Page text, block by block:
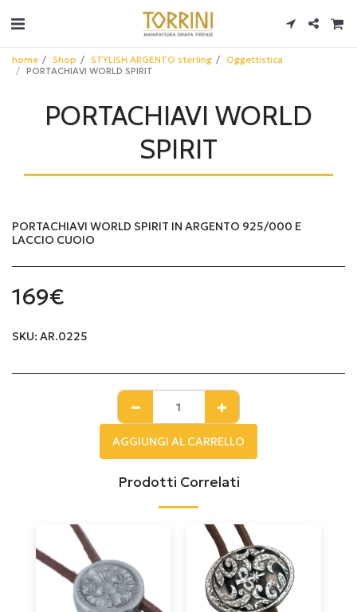
home Shop STYLISH ARGENTO sterling
Oggettistica
PORTACHIAVI WORLD SPIRIT
PORTACHIAVI WORLD
SPIRIT
PORTACHIAVI WORLD SPIRIT IN ARGENTO 925/000 E
LACCIO CUOIO
169€
SKU: AR.0225
AGGIUNGI AL CARRELLO
Prodotti Correlati